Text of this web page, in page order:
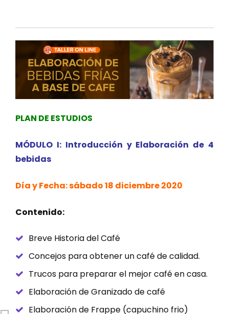
PLAN DE ESTUDIOS
MÓDULO I: Introducción y Elaboración de 4
bebidas
Día y Fecha: sábado 18 diciembre 2020
Contenido:
Breve Historia del Café
Concejos para obtener un café de calidad.
Trucos para preparar el mejor café en casa.
Elaboración de Granizado de café
Elaboración de Frappe (capuchino frio)